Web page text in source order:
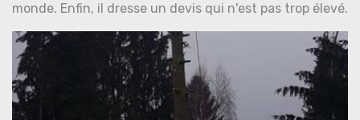
monde. Enfin, il dresse un devis qui n'est pas trop élevé.